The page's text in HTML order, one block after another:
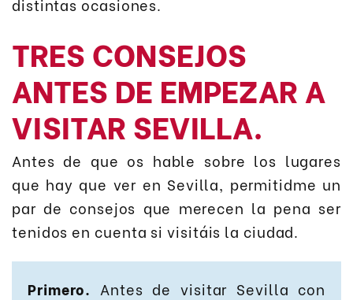
distintas ocasiones.
TRES CONSEJOS
ANTES DE EMPEZAR A
VISITAR SEVILLA.
Antes de que os hable sobre los lugares
que hay que ver en Sevilla, permitidme un
par de consejos que merecen la pena ser
tenidos en cuenta si visitáis la ciudad.
Primero. Antes de visitar Sevilla con